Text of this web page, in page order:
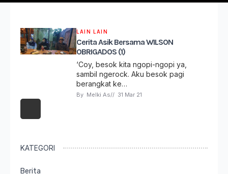
LAIN LAIN
Cerita Asik Bersama WILSON
OBRIGADOS (1)
‘Coy, besok kita ngopi-ngopi ya,
sambil ngerock. Aku besok pagi
berangkat ke…
By Melki As// 31 Mar 21
KATEGORI
Berita